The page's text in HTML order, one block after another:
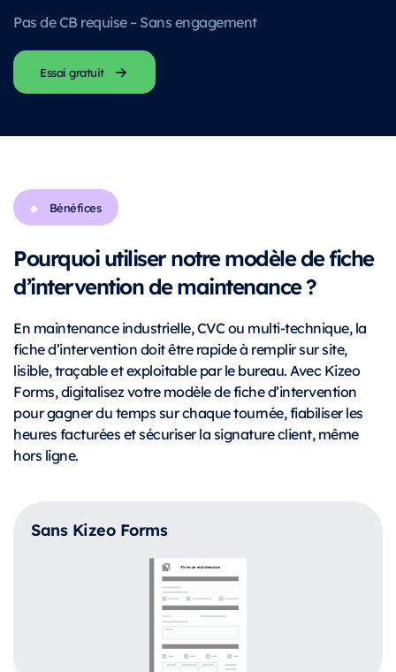
Pas de CB requise – Sans engagement
Essai gratuit
Bénéfices
Pourquoi utiliser notre modèle de fiche
d’intervention de maintenance ?
En maintenance industrielle, CVC ou multi-technique, la
fiche d’intervention doit être rapide à remplir sur site,
lisible, traçable et exploitable par le bureau. Avec Kizeo
Forms, digitalisez votre modèle de fiche d’intervention
pour gagner du temps sur chaque tournée, fiabiliser les
heures facturées et sécuriser la signature client, même
hors ligne.
Sans Kizeo Forms